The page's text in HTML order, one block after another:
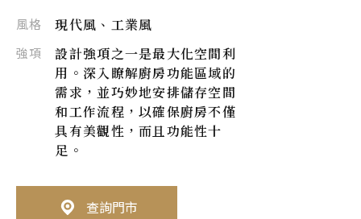
風格 現代風、工業風
強項
設計強項之一是最大化空間利
用。深入瞭解廚房功能區域的
需求，並巧妙地安排儲存空間
和工作流程，以確保廚房不僅
具有美觀性，而且功能性十
足。
查詢門市